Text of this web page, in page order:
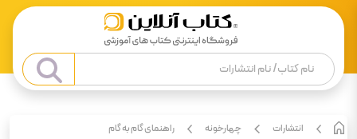
انتشارات چهارخونه راهنمای گام به گام